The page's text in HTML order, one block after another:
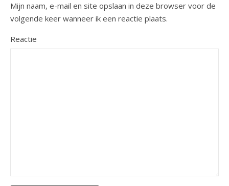
Mijn naam, e-mail en site opslaan in deze browser voor de
volgende keer wanneer ik een reactie plaats.
Reactie